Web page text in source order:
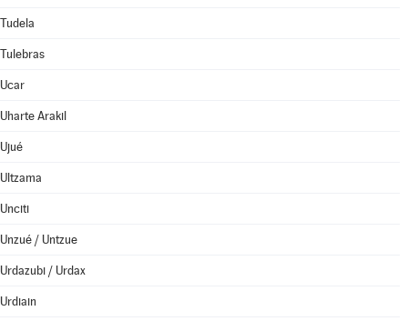
Tudela
Tulebras
Ucar
Uharte Arakil
Ujué
Ultzama
Unciti
Unzué / Untzue
Urdazubi / Urdax
Urdiain